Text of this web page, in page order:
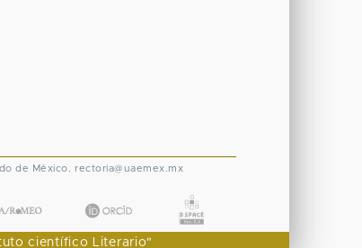
de México. rectoria@uaemex.mx
científico Literario"